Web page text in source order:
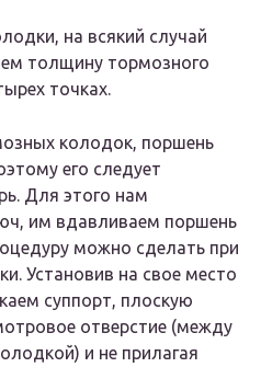
на всякий случай
толщину тормозного
точках.
колодок, поршень
его следует
Для этого нам
им вдавливаем поршень
можно сделать при
Установив на свое место
суппорт, плоскую
отверстие (между
и не прилагая